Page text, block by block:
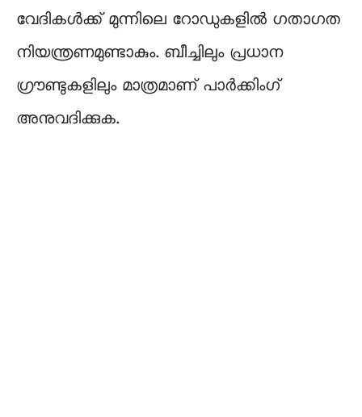
വേദികൾക്ക് മുന്നിലെ റോഡുകളിൽ ഗതാഗത
നിയന്ത്രണമുണ്ടാകും. ബീച്ചിലും പ്രധാന
ഗ്രൗണ്ടുകളിലും മാത്രമാണ് പാർക്കിംഗ്
അനുവദിക്കുക.